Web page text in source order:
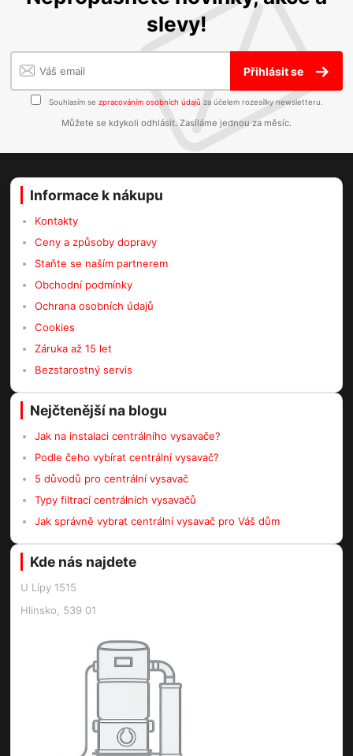
slevy!
Přihlásit se
Souhlasím se zpracováním osobních údajů za účelem rozesílky newsletteru.
Můžete se kdykoli odhlásit. Zasíláme jednou za měsíc.
Informace k nákupu
Kontakty
Ceny a způsoby dopravy
Staňte se naším partnerem
Obchodní podmínky
Ochrana osobních údajů
Cookies
Záruka až 15 let
Bezstarostný servis
Nejčtenější na blogu
Jak na instalaci centrálního vysavače?
Podle čeho vybírat centrální vysavač?
5 důvodů pro centrální vysavač
Typy filtrací centrálních vysavačů
Jak správně vybrat centrální vysavač pro Váš dům
Kde nás najdete
U Lípy 1515
Hlinsko, 539 01